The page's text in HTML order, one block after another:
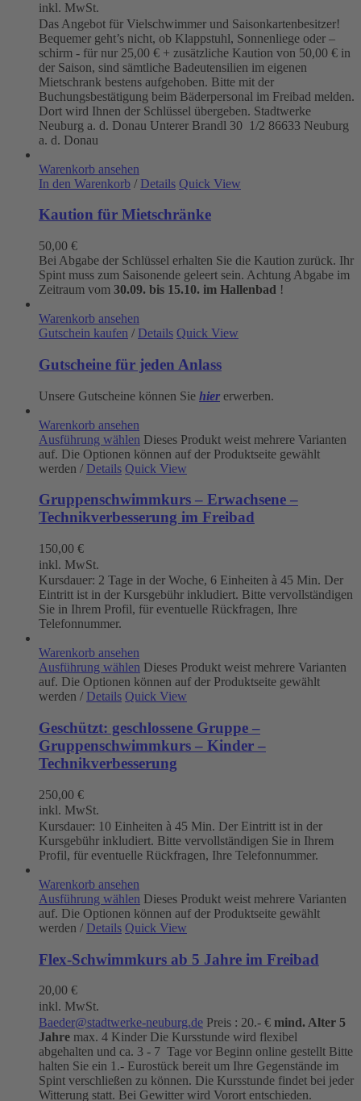
inkl. MwSt.
Das Angebot für Vielschwimmer und Saisonkartenbesitzer!
Bequemer geht’s nicht, ob Klappstuhl, Sonnenliege oder –
schirm - für nur 25,00 € + zusätzliche Kaution von 50,00 € in
der Saison, sind sämtliche Badeutensilien im eigenen
Mietschrank bestens aufgehoben. Bitte mit der
Buchungsbestätigung beim Bäderpersonal im Freibad melden.
Dort wird Ihnen der Schlüssel übergeben. Stadtwerke
Neuburg a. d. Donau Unterer Brandl 30 1/2 86633 Neuburg
a. d. Donau
Warenkorb ansehen
In den Warenkorb / Details Quick View
Kaution für Mietschränke
50,00 €
Bei Abgabe der Schlüssel erhalten Sie die Kaution zurück. Ihr
Spint muss zum Saisonende geleert sein. Achtung Abgabe im
Zeitraum vom 30.09. bis 15.10. im Hallenbad !
Warenkorb ansehen
Gutschein kaufen / Details Quick View
Gutscheine für jeden Anlass
Unsere Gutscheine können Sie hier erwerben.
Warenkorb ansehen
Ausführung wählen Dieses Produkt weist mehrere Varianten
auf. Die Optionen können auf der Produktseite gewählt
werden / Details Quick View
Gruppenschwimmkurs – Erwachsene –
Technikverbesserung im Freibad
150,00 €
inkl. MwSt.
Kursdauer: 2 Tage in der Woche, 6 Einheiten à 45 Min. Der
Eintritt ist in der Kursgebühr inkludiert. Bitte vervollständigen
Sie in Ihrem Profil, für eventuelle Rückfragen, Ihre
Telefonnummer.
Warenkorb ansehen
Ausführung wählen Dieses Produkt weist mehrere Varianten
auf. Die Optionen können auf der Produktseite gewählt
werden / Details Quick View
Geschützt: geschlossene Gruppe –
Gruppenschwimmkurs – Kinder –
Technikverbesserung
250,00 €
inkl. MwSt.
Kursdauer: 10 Einheiten à 45 Min. Der Eintritt ist in der
Kursgebühr inkludiert. Bitte vervollständigen Sie in Ihrem
Profil, für eventuelle Rückfragen, Ihre Telefonnummer.
Warenkorb ansehen
Ausführung wählen Dieses Produkt weist mehrere Varianten
auf. Die Optionen können auf der Produktseite gewählt
werden / Details Quick View
Flex-Schwimmkurs ab 5 Jahre im Freibad
20,00 €
inkl. MwSt.
Baeder@stadtwerke-neuburg.de Preis : 20.- € mind. Alter 5
Jahre max. 4 Kinder Die Kursstunde wird flexibel
abgehalten und ca. 3 - 7 Tage vor Beginn online gestellt Bitte
halten Sie ein 1.- Eurostück bereit um Ihre Gegenstände im
Spint verschließen zu können. Die Kursstunde findet bei jeder
Witterung statt. Bei Gewitter wird Vorort entschieden.